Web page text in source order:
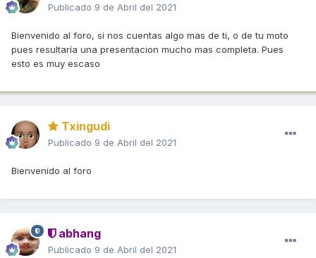
Publicado 9 de Abril del 2021
Bienvenido al foro, si nos cuentas algo mas de ti, o de tu moto
pues resultaría una presentacion mucho mas completa. Pues
esto es muy escaso
Txingudi
Publicado 9 de Abril del 2021
Bienvenido al foro
abhang
Publicado 9 de Abril del 2021